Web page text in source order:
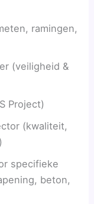
ramingen,
(veiligheid &
Project)
(kwaliteit,
specifieke
beton,